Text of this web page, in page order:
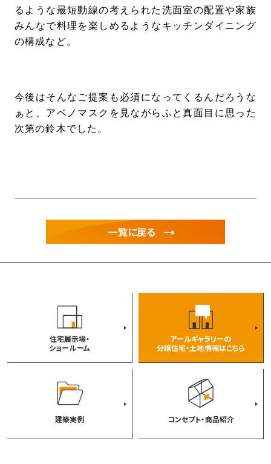
るような最短動線の考えられた洗面室の配置や家族
みんなで料理を楽しめるようなキッチンダイニング
の構成など。
今後はそんなご提案も必須になってくるんだろうな
ぁと、アベノマスクを見ながらふと真面目に思った
次第の鈴木でした。
一覧に戻る
住宅展示場・
ショールーム
アールギャラリーの
分譲住宅・土地情報はこちら
建築実例 コンセプト・商品紹介